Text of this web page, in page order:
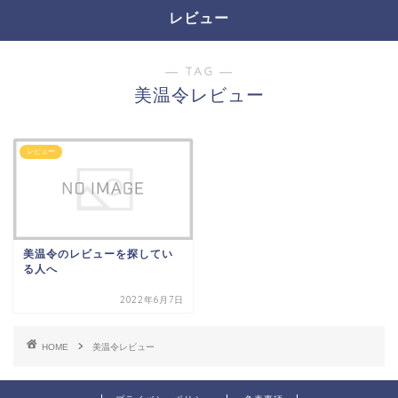
レビュー
― TAG ―
美温令レビュー
レビュー
美温令のレビューを探してい
る人へ
2022年6月7日
HOME 美温令レビュー